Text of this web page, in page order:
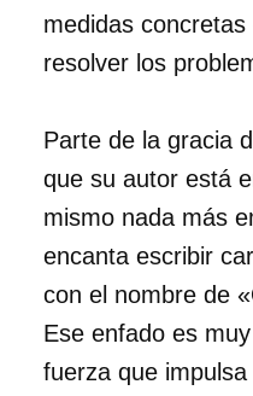
medidas
resolver los
Parte de la gracia
que su autor está
mismo nada más
encanta escribir
con el nombre de
Ese enfado es
fuerza que